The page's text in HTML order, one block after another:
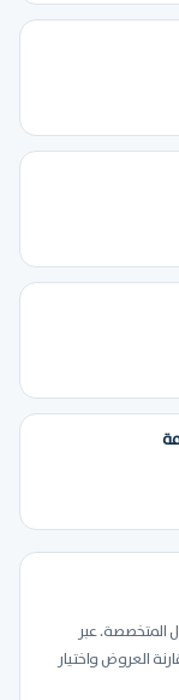
المتخصصة. عبر
العروض واختيار